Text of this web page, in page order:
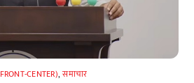
CENTER),समाचार